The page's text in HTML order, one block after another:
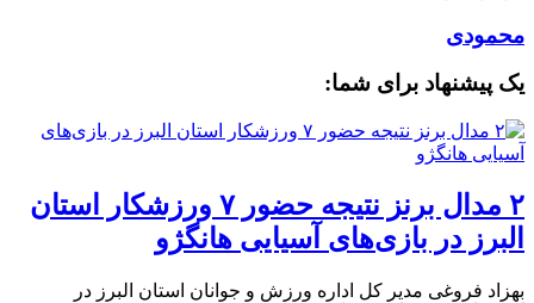
محمودی
یک پیشنهاد برای شما:
۲ مدال برنز نتیجه حضور ۷ ورزشکار استان
البرز در بازی‌های آسیایی هانگژو
بهزاد فروغی مدیر کل اداره ورزش و جوانان استان البرز در